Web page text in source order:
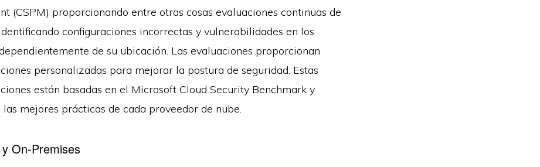
(CSPM) proporcionando entre otras cosas evaluaciones continuas de
configuraciones incorrectas y vulnerabilidades en los
de su ubicación. Las evaluaciones proporcionan
personalizadas para mejorar la postura de seguridad. Estas
están basadas en el Microsoft Cloud Security Benchmark y
las mejores prácticas de cada proveedor de nube.
On-Premises